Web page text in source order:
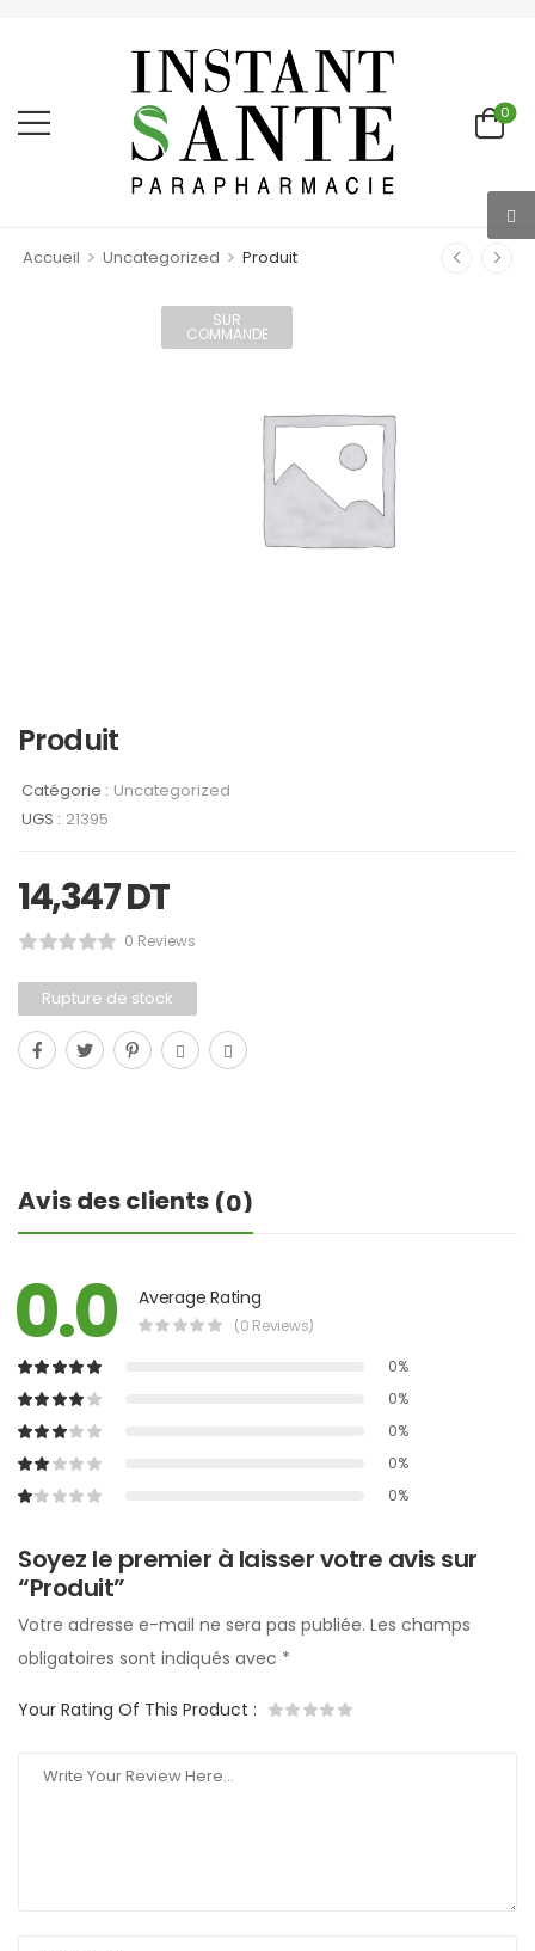
0
Accueil > Uncategorized > Produit
SUR
COMMANDE
Produit
Catégorie : Uncategorized
UGS : 21395
14,347DT
0 Reviews
Rupture de stock
Avis des clients (0)
0.0 Average Rating
(0 Reviews)
0%
0%
0%
0%
0%
Soyez le premier à laisser votre avis sur
“Produit”
Votre adresse e-mail ne sera pas publiée. Les champs
obligatoires sont indiqués avec *
Your Rating Of This Product :